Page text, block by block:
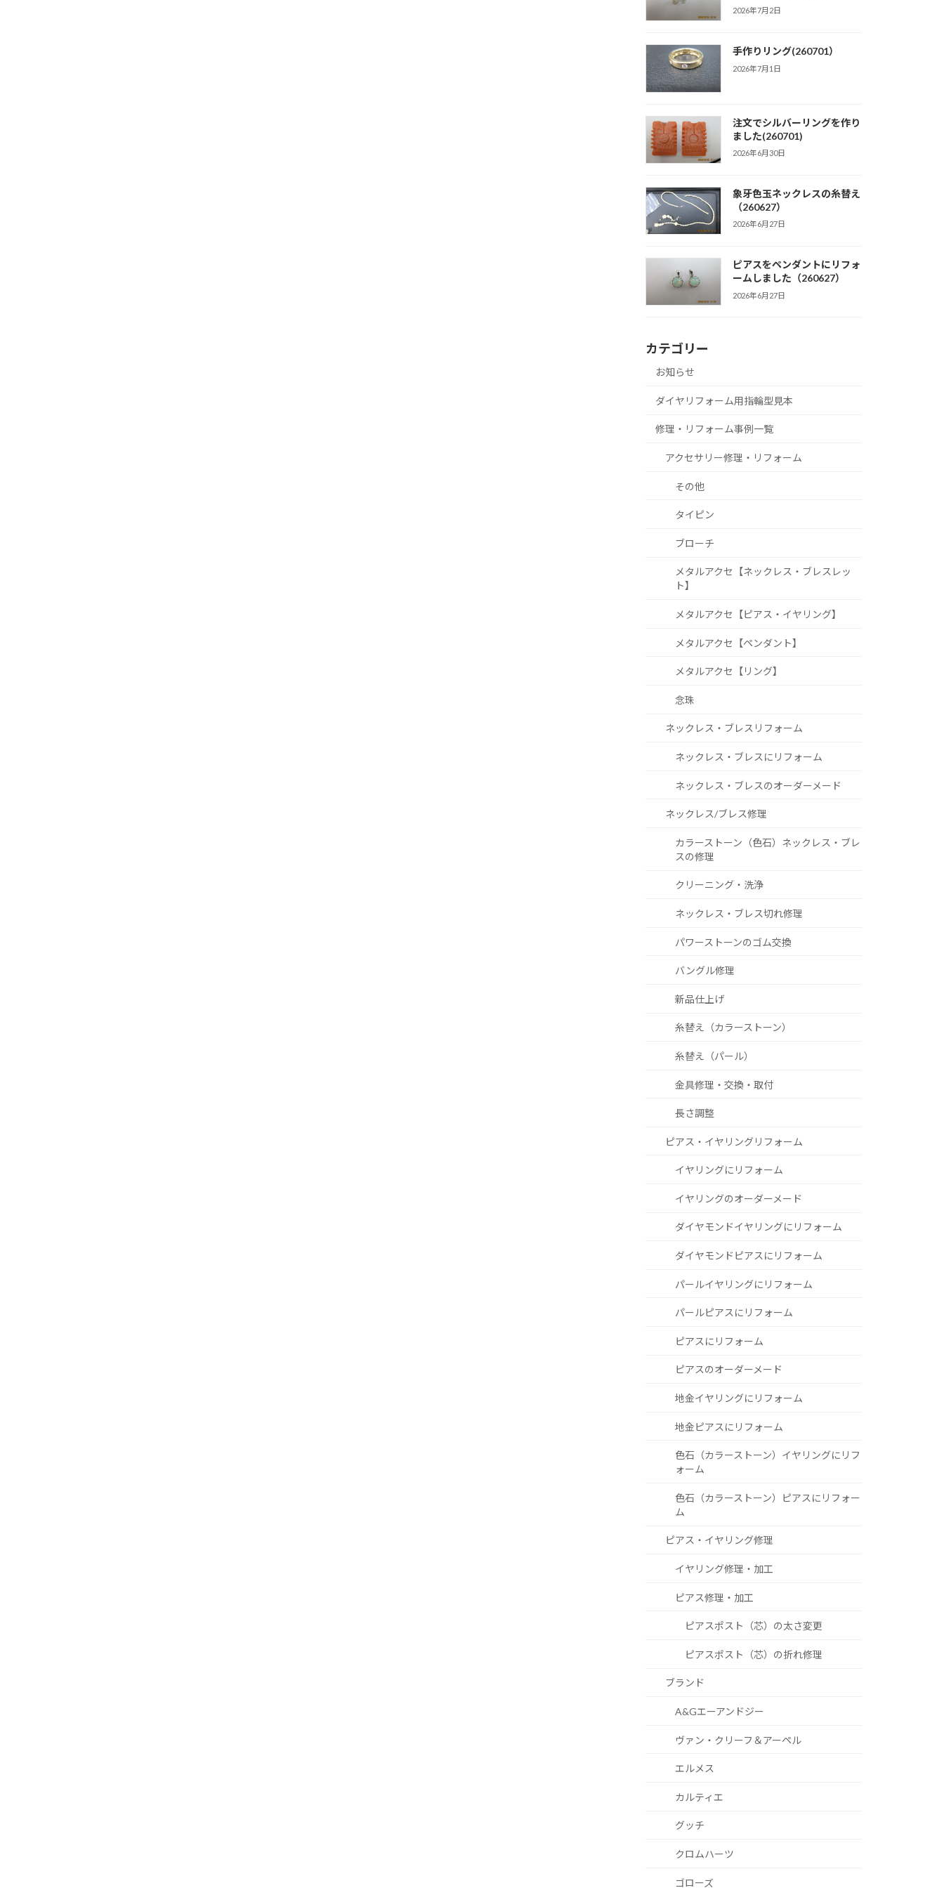
2026年7月2日
手作りリング(260701）
2026年7月1日
注文でシルバーリングを作り
ました(260701)
2026年6月30日
象牙色玉ネックレスの糸替え
（260627）
2026年6月27日
ピアスをペンダントにリフォ
ームしました（260627）
2026年6月27日
カテゴリー
お知らせ
ダイヤリフォーム用指輪型見本
修理・リフォーム事例一覧
アクセサリー修理・リフォーム
その他
タイピン
ブローチ
メタルアクセ【ネックレス・ブレスレッ
ト】
メタルアクセ【ピアス・イヤリング】
メタルアクセ【ペンダント】
メタルアクセ【リング】
念珠
ネックレス・ブレスリフォーム
ネックレス・ブレスにリフォーム
ネックレス・ブレスのオーダーメード
ネックレス/ブレス修理
カラーストーン（色石）ネックレス・ブレ
スの修理
クリーニング・洗浄
ネックレス・ブレス切れ修理
パワーストーンのゴム交換
バングル修理
新品仕上げ
糸替え（カラーストーン）
糸替え（パール）
金具修理・交換・取付
長さ調整
ピアス・イヤリングリフォーム
イヤリングにリフォーム
イヤリングのオーダーメード
ダイヤモンドイヤリングにリフォーム
ダイヤモンドピアスにリフォーム
パールイヤリングにリフォーム
パールピアスにリフォーム
ピアスにリフォーム
ピアスのオーダーメード
地金イヤリングにリフォーム
地金ピアスにリフォーム
色石（カラーストーン）イヤリングにリフ
ォーム
色石（カラーストーン）ピアスにリフォー
ム
ピアス・イヤリング修理
イヤリング修理・加工
ピアス修理・加工
ピアスポスト（芯）の太さ変更
ピアスポスト（芯）の折れ修理
ブランド
A&Gエーアンドジー
ヴァン・クリーフ＆アーペル
エルメス
カルティエ
グッチ
クロムハーツ
ゴローズ